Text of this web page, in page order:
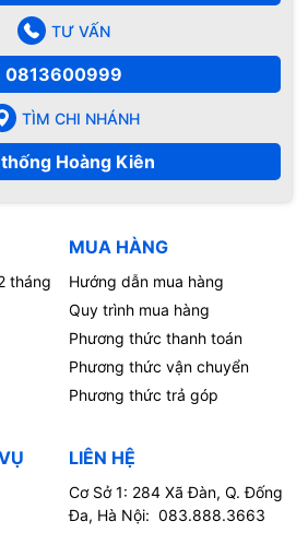
TƯ VẤN
0813600999
TÌM CHI NHÁNH
Hoàng Kiên
tháng
MUA HÀNG
Hướng dẫn mua hàng
Quy trình mua hàng
Phương thức thanh toán
Phương thức vận chuyển
Phương thức trả góp
LIÊN HỆ
Cơ Sở 1: 284 Xã Đàn, Q. Đống
Đa, Hà Nội: 083.888.3663